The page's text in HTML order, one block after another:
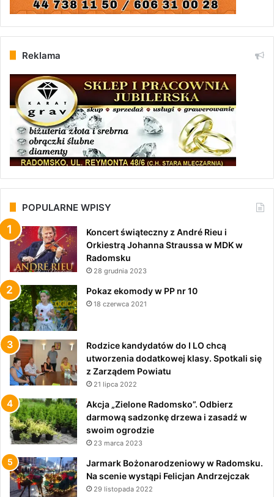
Reklama
POPULARNE WPISY
Koncert świąteczny z André Rieu i
Orkiestrą Johanna Straussa w MDK w
Radomsku
28 grudnia 2023
Pokaz ekomody w PP nr 10
18 czerwca 2021
Rodzice kandydatów do I LO chcą
utworzenia dodatkowej klasy. Spotkali się
z Zarządem Powiatu
21 lipca 2022
Akcja „Zielone Radomsko”. Odbierz
darmową sadzonkę drzewa i zasadź w
swoim ogrodzie
23 marca 2023
Jarmark Bożonarodzeniowy w Radomsku.
Na scenie wystąpi Felicjan Andrzejczak
29 listopada 2022